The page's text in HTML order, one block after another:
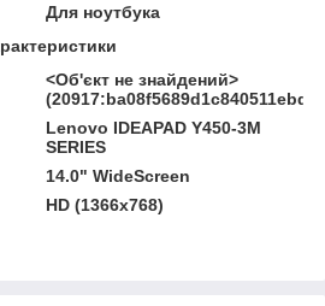
Для ноутбука
<Об'єкт не знайдений>
Lenovo IDEAPAD Y450-3M
SERIES
14.0" WideScreen
HD (1366x768)